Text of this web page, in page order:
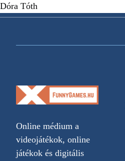
Dóra Tóth
Online médium a
videojátékok, online
játékok és digitális